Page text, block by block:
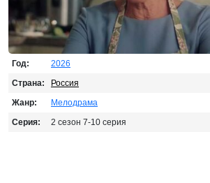
Год:
2026
Страна:
Россия
Жанр:
Мелодрама
Серия:
2 сезон 7-10 серия